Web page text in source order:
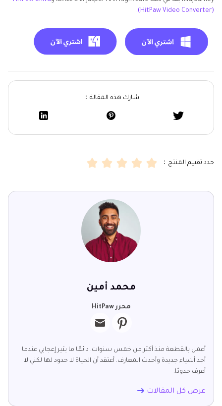
(HitPaw Video Converter)
.
شارك هذه المقالة：
حدد تقييم المنتج：
محمد أمين
محرر HitPaw
أعمل بالقطعة منذ أكثر من خمس سنوات. دائمًا ما يثير إعجابي عندما
أجد أشياء جديدة وأحدث المعارف. أعتقد أن الحياة لا حدود لها لكني لا
أعرف حدودًا.
عرض كل المقالات